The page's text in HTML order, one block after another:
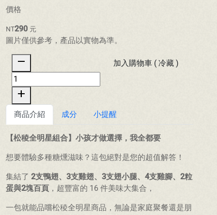
價格
NT290 元
圖片僅供參考，產品以實物為準。
remove
add
加入購物車 ( 冷藏 )
商品介紹 成分 小提醒
【松稜全明星組合】小孩才做選擇，我全都要
想要體驗多種糖燻滋味？這包絕對是您的超值解答！
集結了 2支鴨翅、3支雞翅、3支翅小腿、4支雞腳、2粒
蛋與2塊百頁 ，超豐富的 16 件美味大集合，
一包就能品嚐松稜全明星商品，無論是家庭聚餐還是朋